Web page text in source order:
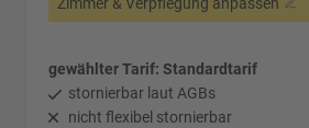
gewählter Tarif: Standardtarif
stornierbar laut AGBs
nicht flexibel stornierbar